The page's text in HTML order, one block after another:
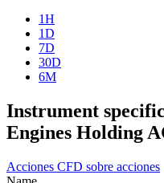
1H
1D
7D
30D
6M
Instrument
Engines Holding
Acciones CFD sobre acciones